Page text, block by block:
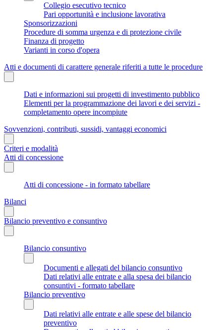
Collegio esecutivo tecnico
Pari opportunità e inclusione lavorativa
Sponsorizzazioni
Procedure di somma urgenza e di protezione civile
Finanza di progetto
Varianti in corso d'opera
Atti e documenti di carattere generale riferiti a tutte le procedure
Dati e informazioni sui progetti di investimento pubblico
Elementi per la programmazione dei lavori e dei servizi -
completamento opere incompiute
Sovvenzioni, contributi, sussidi, vantaggi economici
Criteri e modalità
Atti di concessione
Atti di concessione - in formato tabellare
Bilanci
Bilancio preventivo e consuntivo
Bilancio consuntivo
Documenti e allegati del bilancio consuntivo
Dati relativi alle entrate e alla spesa dei bilancio
consuntivi - formato tabellare
Bilancio preventivo
Dati relativi alle entrate e alle spese del bilancio
preventivo